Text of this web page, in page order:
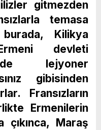
gitmezden
temasa
Kilikya
devleti
lejyoner
gibisinden
Fransızların
Ermenilerin
çıkınca, Maraş